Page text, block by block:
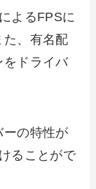
よるFPSに
た、有名配
をドライバ
ーの特性が
ることがで